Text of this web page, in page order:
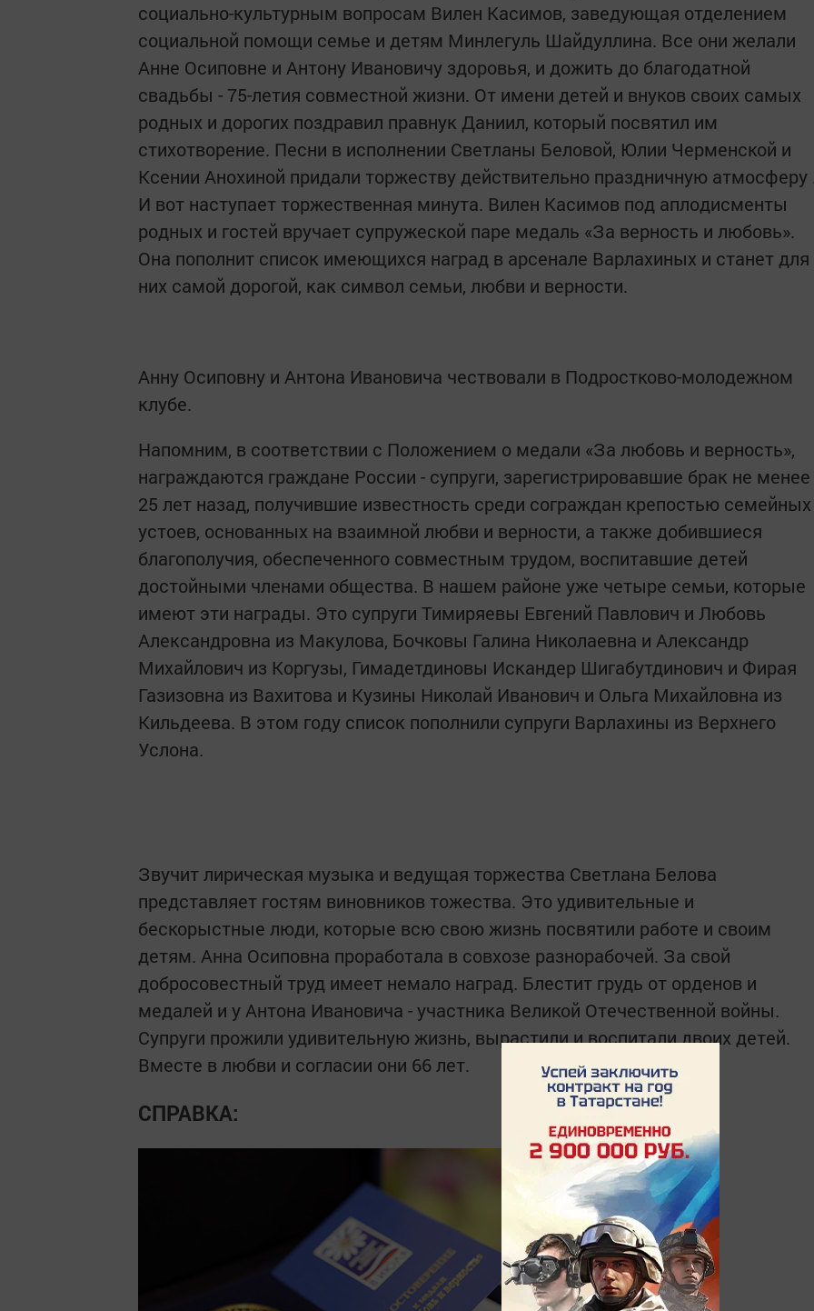
социально-культурным вопросам Вилен Касимов, заведующая отделением
социальной помощи семье и детям Минлегуль Шайдуллина. Все они желали
Анне Осиповне и Антону Ивановичу здоровья, и дожить до благодатной
свадьбы - 75-летия совместной жизни. От имени детей и внуков своих самых
родных и дорогих поздравил правнук Даниил, который посвятил им
стихотворение. Песни в исполнении Светланы Беловой, Юлии Черменской и
Ксении Анохиной придали торжеству действительно праздничную атмосферу
И вот наступает торжественная минута. Вилен Касимов под аплодисменты
родных и гостей вручает супружеской паре медаль «За верность и любовь».
Она пополнит список имеющихся наград в арсенале Варлахиных и станет для
них самой дорогой, как символ семьи, любви и верности.
Анну Осиповну и Антона Ивановича чествовали в Подростково-молодежном
клубе.
Напомним, в соответствии с Положением о медали «За любовь и верность»,
награждаются граждане России - супруги, зарегистрировавшие брак не менее
25 лет назад, получившие известность среди сограждан крепостью семейных
устоев, основанных на взаимной любви и верности, а также добившиеся
благополучия, обеспеченного совместным трудом, воспитавшие детей
достойными членами общества. В нашем районе уже четыре семьи, которые
имеют эти награды. Это супруги Тимиряевы Евгений Павлович и Любовь
Александровна из Макулова, Бочковы Галина Николаевна и Александр
Михайлович из Коргузы, Гимадетдиновы Искандер Шигабутдинович и Фирая
Газизовна из Вахитова и Кузины Николай Иванович и Ольга Михайловна из
Кильдеева. В этом году список пополнили супруги Варлахины из Верхнего
Услона.
Звучит лирическая музыка и ведущая торжества Светлана Белова
представляет гостям виновников тожества. Это удивительные и
бескорыстные люди, которые всю свою жизнь посвятили работе и своим
детям. Анна Осиповна проработала в совхозе разнорабочей. За свой
добросовестный труд имеет немало наград. Блестит грудь от орденов и
медалей и у Антона Ивановича - участника Великой Отечественной войны.
Супруги прожили удивительную жизнь, вырастили и воспитали двоих детей.
Вместе в любви и согласии они 66 лет.
СПРАВКА: